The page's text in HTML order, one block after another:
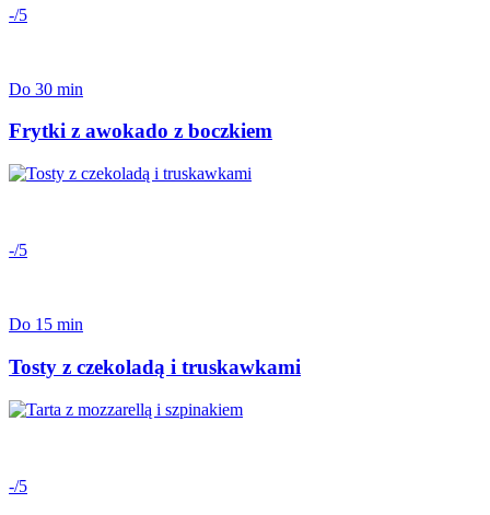
-/5
Do 30 min
Frytki z awokado z boczkiem
-/5
Do 15 min
Tosty z czekoladą i truskawkami
-/5